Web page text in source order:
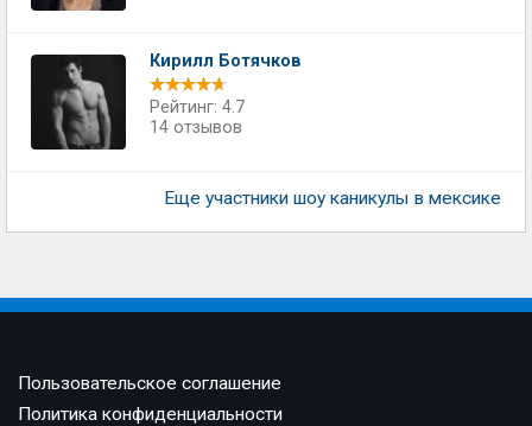
Кирилл Ботячков
Рейтинг: 4.7
14 отзывов
Еще участники шоу каникулы в мексике
Пользовательское соглашение
Политика конфиденциальности